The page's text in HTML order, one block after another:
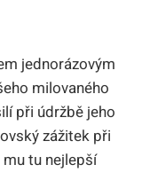
jednorázovým
milovaného
při údržbě jeho
zážitek při
tu nejlepší